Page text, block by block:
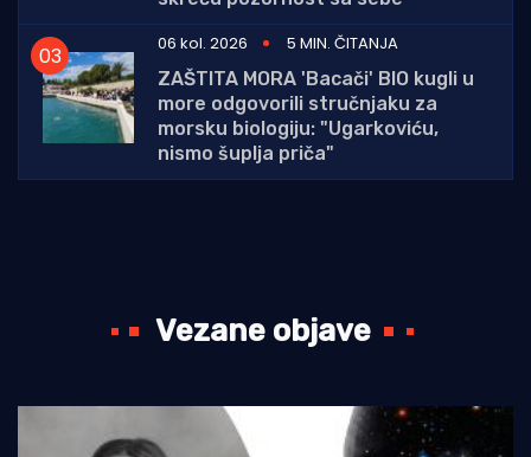
06 kol. 2026
5 MIN. ČITANJA
ZAŠTITA MORA 'Bacači' BIO kugli u
more odgovorili stručnjaku za
morsku biologiju: "Ugarkoviću,
nismo šuplja priča"
Vezane objave